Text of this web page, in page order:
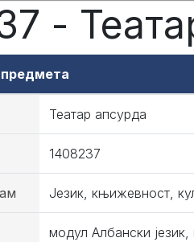
-
Театар апсурда
1408237
Језик, књижевност,
модул Албански